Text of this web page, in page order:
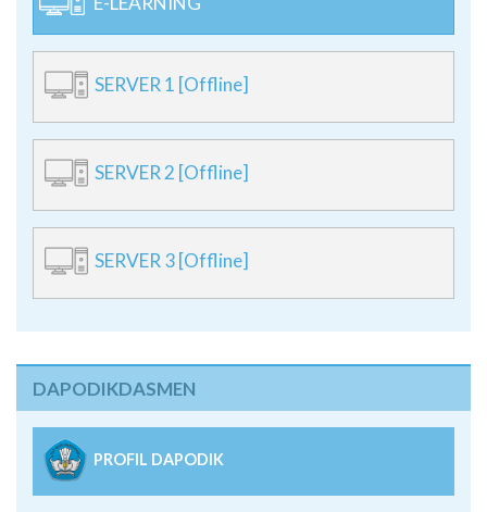
E-LEARNING
SERVER 1 [Offline]
SERVER 2 [Offline]
SERVER 3 [Offline]
DAPODIKDASMEN
PROFIL DAPODIK